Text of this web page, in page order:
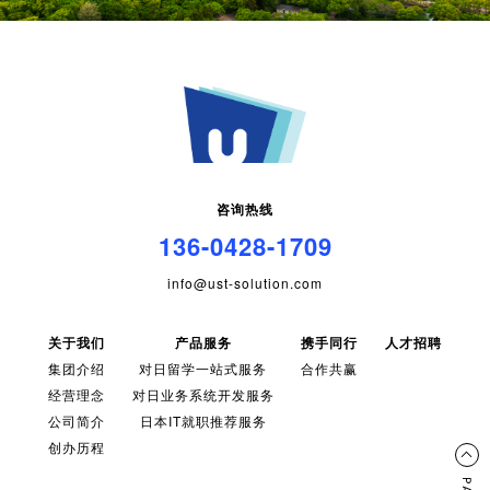
咨询热线
136-0428-1709
info@ust-solution.com
关于我们
集团介绍
经营理念
公司简介
创办历程
产品服务
对日留学一站式服务
对日业务系统开发服务
日本IT就职推荐服务
携手同行
合作共赢
人才招聘